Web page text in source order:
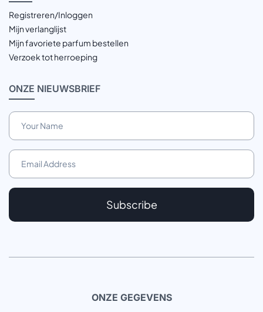
Registreren/Inloggen
Mijn verlanglijst
Mijn favoriete parfum bestellen
Verzoek tot herroeping
ONZE NIEUWSBRIEF
Subscribe
ONZE GEGEVENS